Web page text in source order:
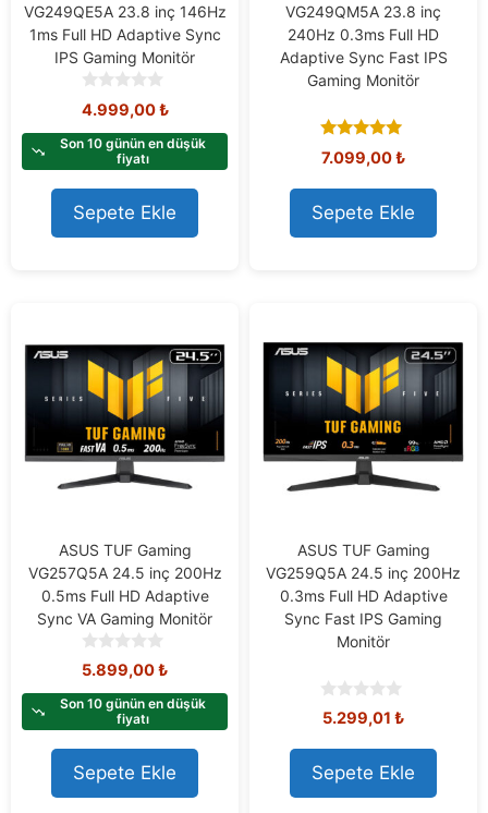
VG249QE5A 23.8 inç 146Hz
1ms Full HD Adaptive Sync
IPS Gaming Monitör
0
o
u
5
4.999,00₺
Son 10 günün en düşük
fiyatı
Sepete Ekle
VG249QM5A 23.8 inç
240Hz 0.3ms Full HD
Adaptive Sync Fast IPS
Gaming Monitör
5.00
out of 5
7.099,00₺
Sepete Ekle
ASUS TUF Gaming
VG257Q5A 24.5 inç 200Hz
0.5ms Full HD Adaptive
Sync VA Gaming Monitör
0
o
u
5
5.899,00₺
Son 10 günün en düşük
fiyatı
Sepete Ekle
ASUS TUF Gaming
VG259Q5A 24.5 inç 200Hz
0.3ms Full HD Adaptive
Sync Fast IPS Gaming
Monitör
0
o
u
t
o
f
5.299,01 ₺
Sepete Ekle